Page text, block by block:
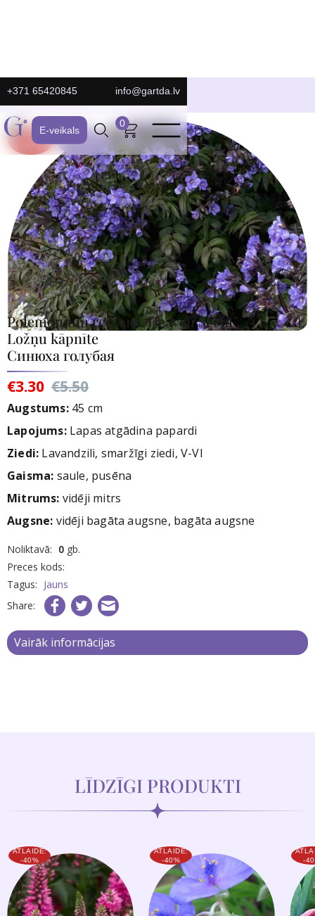
+371 65420845 info@gartda.lv
E-veikals
0
E-Veikals
ATLAIDE:
-40%
JAUNS
P-R
Polemonium reptans ‘Heaven Scent’
Ložņu kāpnīte
Синюха голубая
€3.30 €5.50
Augstums:45 cm
Lapojums:Lapas atgādina papardi
Ziedi: Lavandzili, smaržīgi ziedi, V-VI
Gaisma: saule, pusēna
Mitrums: vidēji mitrs
Augsne: vidēji bagāta augsne, bagāta augsne
Noliktavā: 0 gb.
Preces kods:
Tagus: Jauns
Share:
Vairāk informācijas
LĪDZĪGI PRODUKTI
ATLAIDE:
-40%
ATLAIDE:
-40%
-